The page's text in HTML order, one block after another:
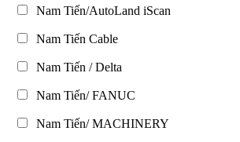
Nam Tiến/AutoLand iScan
Nam Tiến Cable
Nam Tiến / Delta
Nam Tiến/ FANUC
Nam Tiến/ MACHINERY